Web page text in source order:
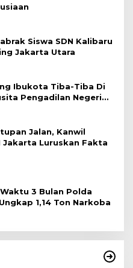
Siswa SDN Kalibaru
Jakarta Utara
Ibukota Tiba-Tiba Di
Pengadilan Negeri
Cacat Hukum Sejak
Jalan, Kanwil
Jakarta Luruskan Fakta
3 Bulan Polda
1,14 Ton Narkoba